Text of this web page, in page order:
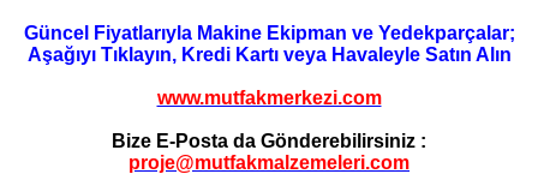
Güncel Fiyatlarıyla Makine Ekipman ve Yedekparçalar;
Aşağıyı Tıklayın, Kredi Kartı veya Havaleyle Satın Alın
www.mutfakmerkezi.com
Bize E-Posta da Gönderebilirsiniz :
proje@mutfakmalzemeleri.com